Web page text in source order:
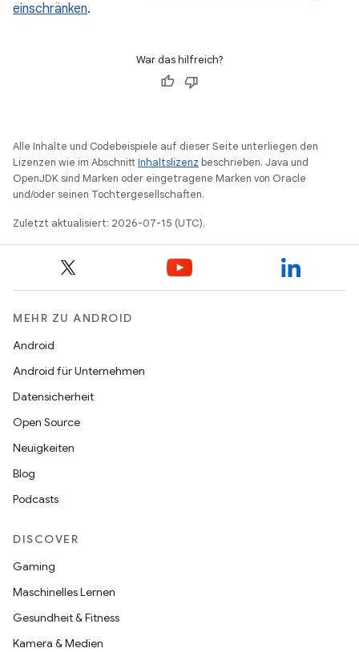
einschränken.
War das hilfreich?
Alle Inhalte und Codebeispiele auf dieser Seite unterliegen den
Lizenzen wie im AbschnittInhaltslizenz beschrieben. Java und
OpenJDK sind Marken oder eingetragene Marken von Oracle
und/oder seinen Tochtergesellschaften.
Zuletzt aktualisiert: 2026-07-15 (UTC).
MEHR ZU ANDROID
Android
Android für Unternehmen
Datensicherheit
Open Source
Neuigkeiten
Blog
Podcasts
DISCOVER
Gaming
Maschinelles Lernen
Gesundheit & Fitness
Kamera & Medien